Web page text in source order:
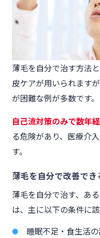
薄毛を自分で治す方法
皮ケアが用いられます
が困難な例が多数です。
自己流対策のみで数年
る危険があり、医療介
す。
薄毛を自分で改善でき
薄毛を自分で治す、あ
は、主に以下の条件に
睡眠不足・食生活